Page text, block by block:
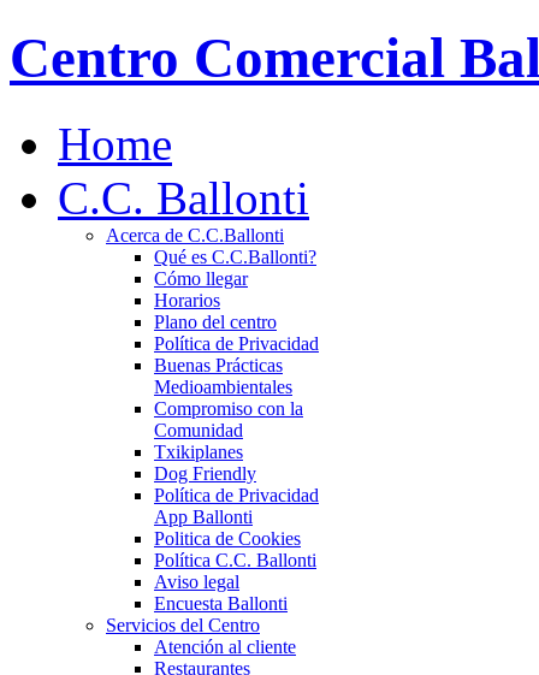
Centro Comercial
Home
C.C. Ballonti
Acerca de C.C.Ballonti
Qué es C.C.Ballonti?
Cómo llegar
Horarios
Plano del centro
Política de Privacidad
Buenas Prácticas
Medioambientales
Compromiso con la
Comunidad
Txikiplanes
Dog Friendly
Política de Privacidad
App Ballonti
Politica de Cookies
Política C.C. Ballonti
Aviso legal
Encuesta Ballonti
Servicios del Centro
Atención al cliente
Restaurantes